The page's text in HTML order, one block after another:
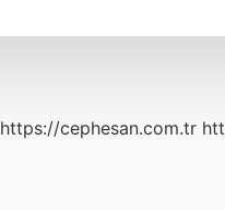
https://cephesan.com.tr